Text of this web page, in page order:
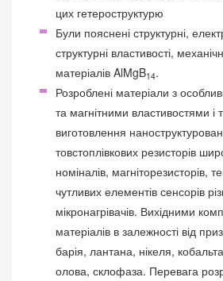
цих гетероструктурю
Були пояснені структурні,
структурні властивості,
матеріалів AlMgB14.
Розроблені матеріали з
та магнітними властивостями і
виготовлення
товстоплівкових резисторів
номіналів, магніторезисторів,
чутливих елементів сенсорів
мікронагрівачів. Вихідними
матеріалів в залежності від
барія, лантана, нікеля,
олова, склофаза. Перевага